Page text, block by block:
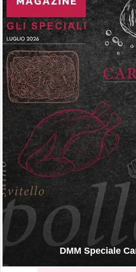
DMM Speciale